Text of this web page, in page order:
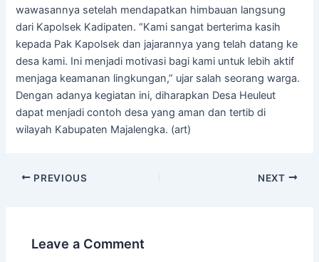
wawasannya setelah mendapatkan himbauan langsung
dari Kapolsek Kadipaten. “Kami sangat berterima kasih
kepada Pak Kapolsek dan jajarannya yang telah datang ke
desa kami. Ini menjadi motivasi bagi kami untuk lebih aktif
menjaga keamanan lingkungan,” ujar salah seorang warga.
Dengan adanya kegiatan ini, diharapkan Desa Heuleut
dapat menjadi contoh desa yang aman dan tertib di
wilayah Kabupaten Majalengka. (art)
PREVIOUS NEXT
Leave a Comment